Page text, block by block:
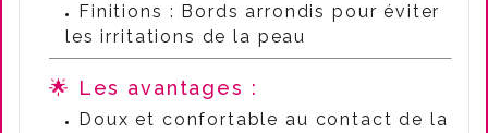
Finitions : Bords arrondis pour éviter
les irritations de la peau
🌟 Les avantages :
Doux et confortable au contact de la